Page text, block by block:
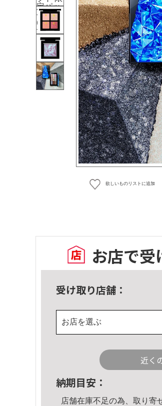
欲しいものリストに追加
お店で受
受け取り店舗：
お店を選ぶ
近く
納期目安：
店舗在庫不足の為、取り寄